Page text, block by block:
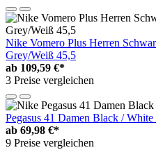
Nike Vomero Plus Herren
Grey/Weiß 45,5
ab 109,59 €*
3 Preise vergleichen
Pegasus 41 Damen Black /
ab 69,98 €*
9 Preise vergleichen